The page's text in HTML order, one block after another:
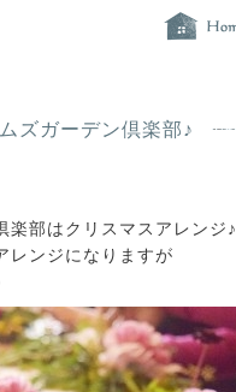
ズガーデン倶楽部♪
楽部はクリスマスアレンジ♪
レンジになりますが